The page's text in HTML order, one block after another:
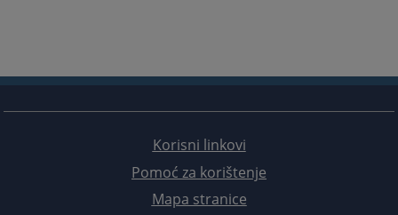
Korisni linkovi
Pomoć za korištenje
Mapa stranice